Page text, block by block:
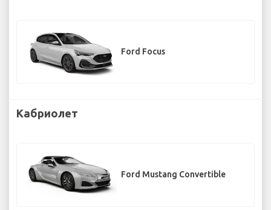
Ford Focus
Кабриолет
Ford Mustang Convertible